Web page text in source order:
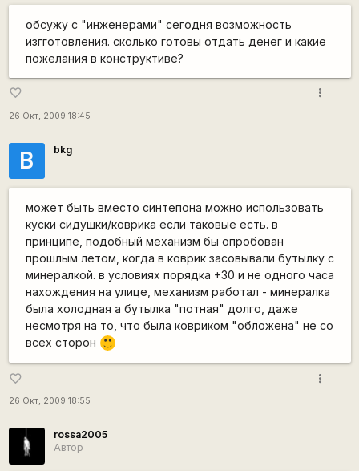
обсужу с "инженерами" сегодня возможность
изгготовления. сколько готовы отдать денег и какие
пожелания в конструктиве?
favorite_border
26 Окт, 2009 18:45
more_vert
B bkg
может быть вместо синтепона можно использовать
куски сидушки/коврика если таковые есть. в
принципе, подобный механизм бы опробован
прошлым летом, когда в коврик засовывали бутылку с
минералкой. в условиях порядка +30 и не одного часа
нахождения на улице, механизм работал - минералка
была холодная а бутылка "потная" долго, даже
несмотря на то, что была ковриком "обложена" не со
всех сторон
:)
favorite_border
26 Окт, 2009 18:55
more_vert
rossa2005
Автор